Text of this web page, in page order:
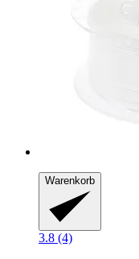
Warenkorb
3.8 (4)